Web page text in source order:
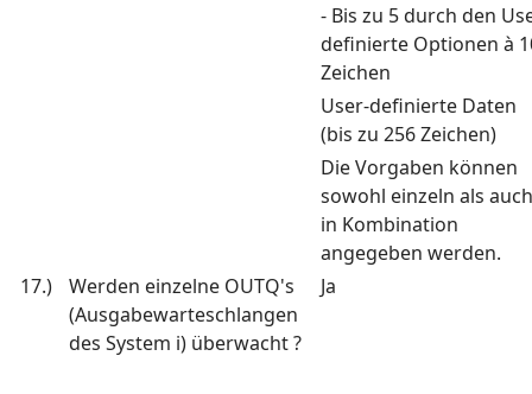
- Bis zu 5 durch den
definierte Optionen à
Zeichen
User-definierte Daten
(bis zu 256 Zeichen)
Die Vorgaben können
sowohl einzeln als auch
in Kombination
angegeben werden.
17.)
Werden einzelne OUTQ's
(Ausgabewarteschlangen
des System i) überwacht ?
Ja